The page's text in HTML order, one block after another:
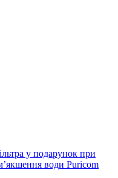
у подарунок при
води Puricom